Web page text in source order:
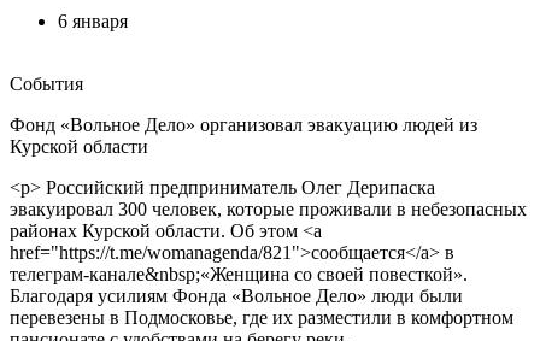
6 января
События
Фонд «Вольное Дело» организовал эвакуацию людей из
Курской области
<p> Российский предприниматель Олег Дерипаска
эвакуировал 300 человек, которые проживали в небезопасных
районах Курской области. Об этом <a
href="https://t.me/womanagenda/821">сообщается</a> в
телеграм-канале&nbsp;«Женщина со своей повесткой».
Благодаря усилиям Фонда «Вольное Дело» люди были
перевезены в Подмосковье, где их разместили в комфортном